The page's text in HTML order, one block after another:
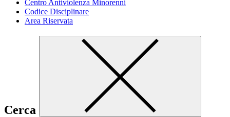
Centro Antiviolenza Minorenni
Codice Disciplinare
Area Riservata
Cerca